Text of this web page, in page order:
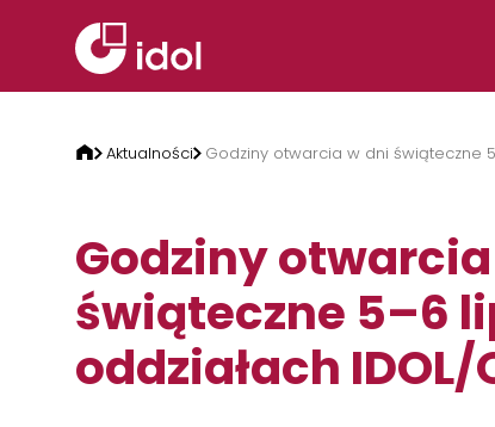
Aktualności Godziny otwarcia w dni świąteczne
Godziny
świąteczne 5–6
oddziałach